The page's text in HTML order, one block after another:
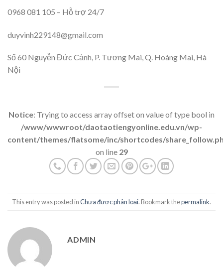
0968 081 105 – Hỗ trợ 24/7
duyvinh229148@gmail.com
Số 60 Nguyễn Đức Cảnh, P. Tương Mai, Q. Hoàng Mai, Hà
Nội
Notice: Trying to access array offset on value of type bool in
/www/wwwroot/daotaotiengyonline.edu.vn/wp-
content/themes/flatsome/inc/shortcodes/
on line 29
This entry was posted inChưa được phân loại. Bookmark thepermalink.
ADMIN